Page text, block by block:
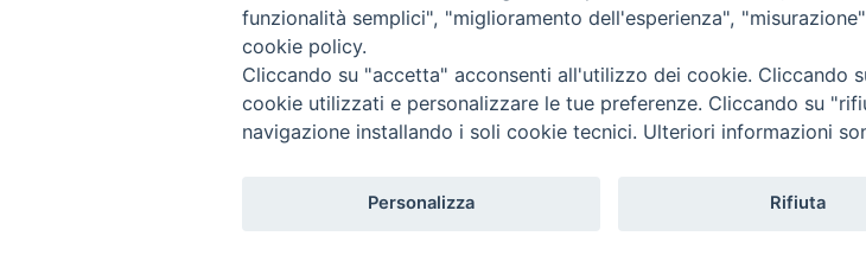
EPISCOPALE
ITALIANA
Curia Vescovile Piazza Castello, 3 10015 Ivrea (To) Tel.
funzionalità semplici", "miglioramento dell'esperienza",
cookie policy.
Cliccando su "accetta" acconsenti all'utilizzo dei cookie. Cliccando
cookie utilizzati e personalizzare le tue preferenze. Cliccando su
navigazione installando i soli cookie tecnici. Ulteriori informazioni
Personalizza Rifiuta